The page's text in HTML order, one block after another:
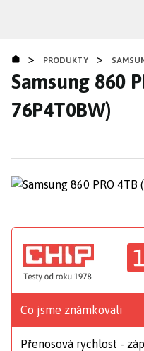
obsahu
> PRODUKTY >
Samsung 860
76P4T0BW)
Co jsme známkovali
Přenosová rychlost -